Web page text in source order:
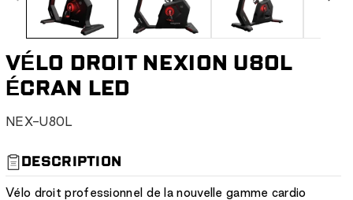
VÉLO DROIT NEXION U80L
ÉCRAN LED
S
U
:
NEX-U80L
DESCRIPTION
Vélo droit professionnel de la nouvelle gamme cardio